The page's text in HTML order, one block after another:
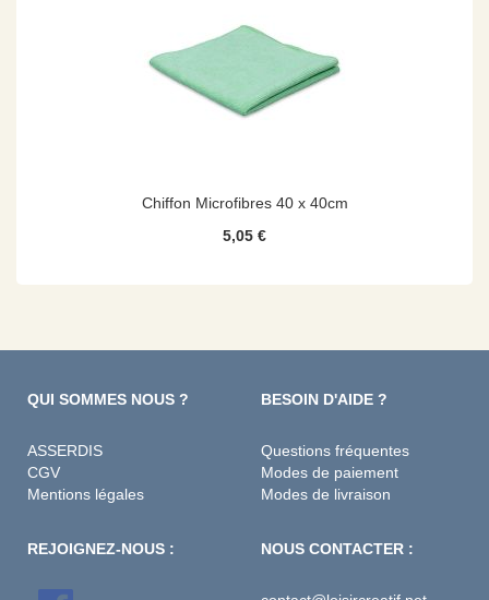
Chiffon Microfibres 40 x 40cm
5,05 €
QUI SOMMES NOUS ?
ASSERDIS
CGV
Mentions légales
BESOIN D'AIDE ?
Questions fréquentes
Modes de paiement
Modes de livraison
REJOIGNEZ-NOUS : NOUS CONTACTER :